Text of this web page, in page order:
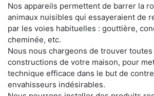
Nos appareils permettent de barrer la
animaux nuisibles qui essayeraient de
par les voies habituelles : gouttière,
cheminée, etc.
Nous nous chargeons de trouver
constructions de votre maison, pour
technique efficace dans le but de
envahisseurs indésirables.